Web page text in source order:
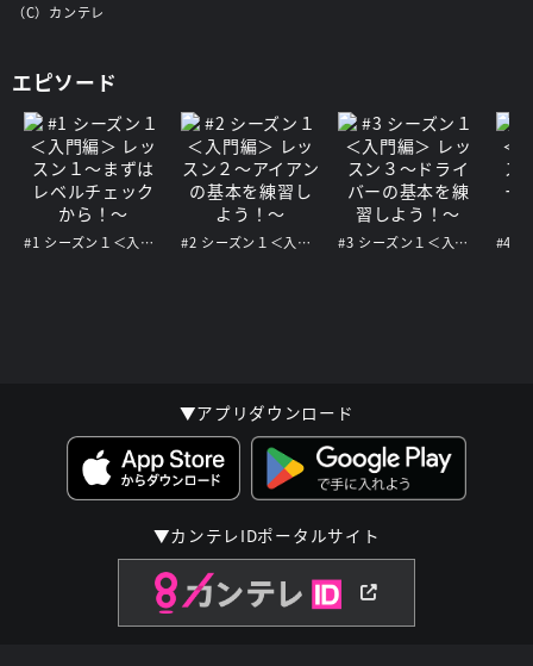
（C）カンテレ
エピソード
#1 シーズン１＜入門編＞ レッスン１～まずはレベルチェックから！～ #2 シーズン１＜入門編＞ レッスン２～アイアンの基本を練習しよう！～ #3 シーズン１＜入門編＞ レッスン３～ドライバーの基本を練習しよう！～
▼アプリダウンロード
▼カンテレIDポータルサイト